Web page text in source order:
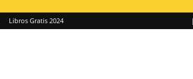
Libros Gratis 2024